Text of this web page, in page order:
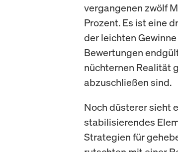
vergangenen zwölf
Prozent. Es ist eine
der leichten
Bewertungen
nüchternen Realität
abzuschließen sind.
Noch düsterer sieht
stabilisierendes
Strategien für